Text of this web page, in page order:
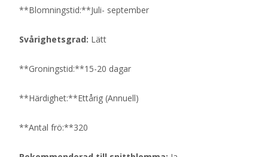
**Blomningstid:**Juli- september
Svårighetsgrad: Lätt
**Groningstid:**15-20 dagar
**Härdighet:**Ettårig (Annuell)
**Antal frö:**320